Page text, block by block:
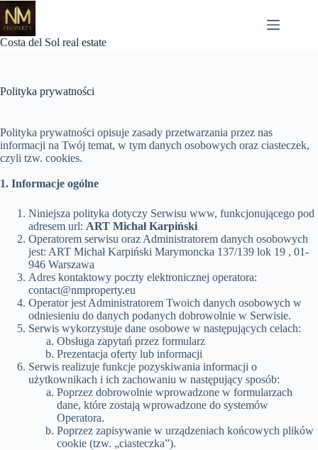
Przejdź
do
treści
Costa del Sol real estate
Polityka prywatności
Polityka prywatności opisuje zasady przetwarzania przez nas
informacji na Twój temat, w tym danych osobowych oraz ciasteczek,
czyli tzw. cookies.
1. Informacje ogólne
Niniejsza polityka dotyczy Serwisu www, funkcjonującego pod
adresem url: ART Michał Karpiński
Operatorem serwisu oraz Administratorem danych osobowych
jest: ART Michał Karpiński Marymoncka 137/139 lok 19 , 01-
946 Warszawa
Adres kontaktowy poczty elektronicznej operatora:
contact@nmproperty.eu
Operator jest Administratorem Twoich danych osobowych w
odniesieniu do danych podanych dobrowolnie w Serwisie.
Serwis wykorzystuje dane osobowe w następujących celach:
Obsługa zapytań przez formularz
Prezentacja oferty lub informacji
Serwis realizuje funkcje pozyskiwania informacji o
użytkownikach i ich zachowaniu w następujący sposób:
Poprzez dobrowolnie wprowadzone w formularzach
dane, które zostają wprowadzone do systemów
Operatora.
Poprzez zapisywanie w urządzeniach końcowych plików
cookie (tzw. „ciasteczka”).